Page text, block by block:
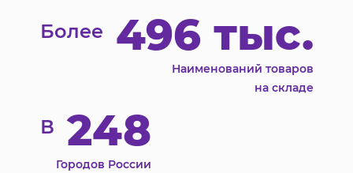
Более 496 тыс.
Наименований товаров
на складе
В 248
Городов России